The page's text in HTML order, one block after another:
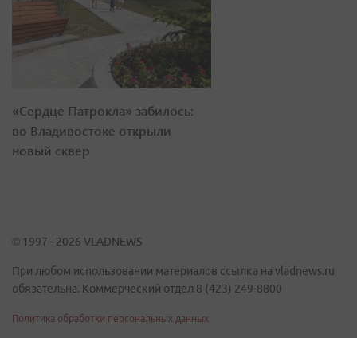
«Сердце Патрокла» забилось:
во Владивостоке открыли
новый сквер
© 1997 - 2026 VLADNEWS
При любом использовании материалов ссылка на vladnews.ru
обязательна. Коммерческий отдел 8 (423) 249-8800
Политика обработки персональных данных